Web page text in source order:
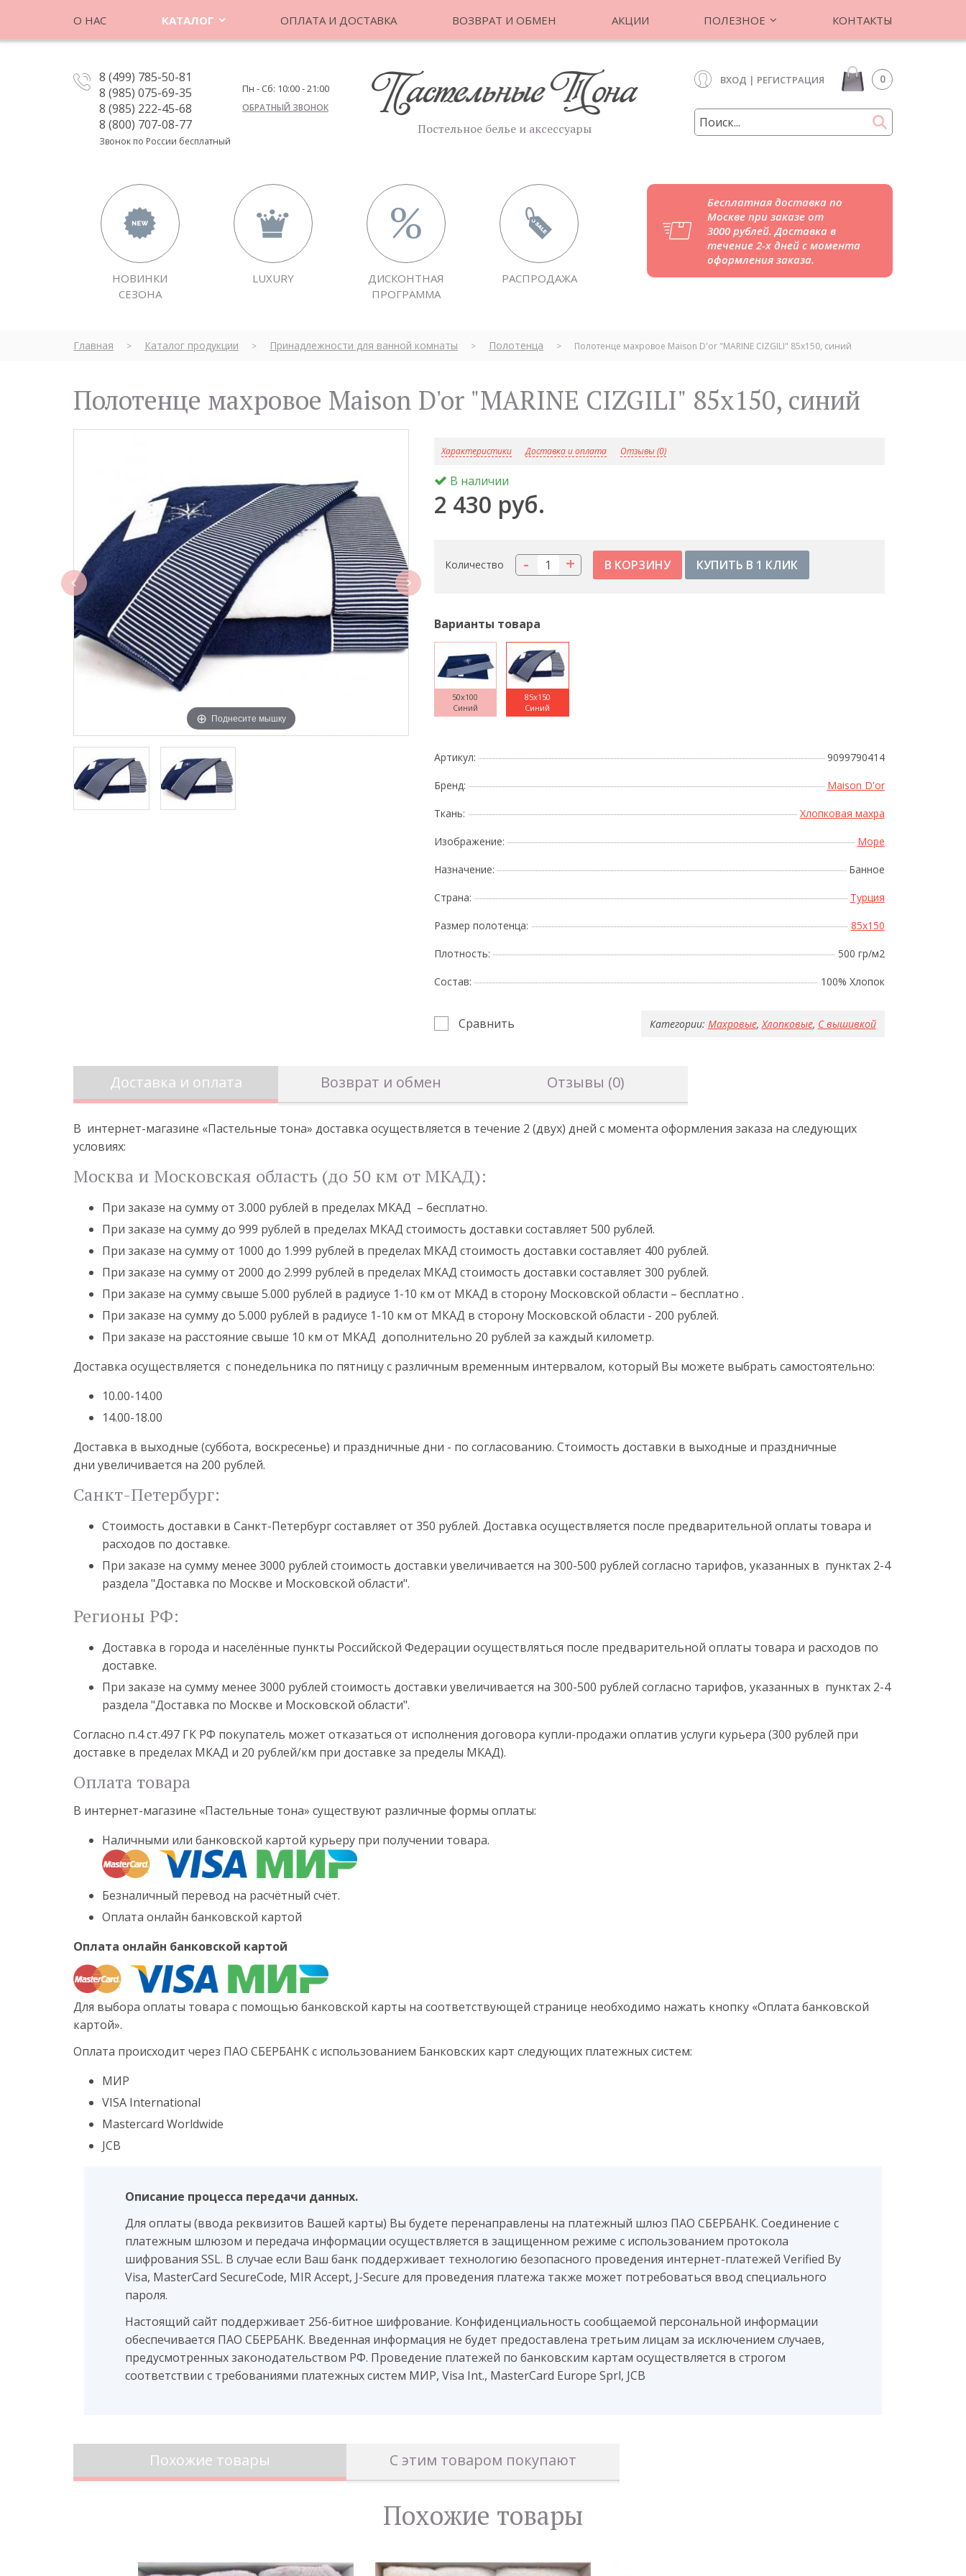
О НАС КАТАЛОГ ОПЛАТА И ДОСТАВКА ВОЗВРАТ И ОБМЕН АКЦИИ ПОЛЕЗНОЕ КОНТАКТЫ
8 (499) 785-50-81
8 (985) 075-69-35
8 (985) 222-45-68
8 (800) 707-08-77
Звонок по России бесплатный
Пн - Сб: 10:00 - 21:00
ОБРАТНЫЙ ЗВОНОК
ВХОД | РЕГИСТРАЦИЯ 0
Постельное белье и аксессуары
НОВИНКИ
СЕЗОНА
LUXURY
ДИСКОНТНАЯ
ПРОГРАММА
РАСПРОДАЖА
Бесплатная доставка по
Москве при заказе от
3000 рублей. Доставка в
течение 2-х дней с момента
оформления заказа.
Главная > Каталог продукции > Принадлежности для ванной комнаты > Полотенца > Полотенце махровое Maison D'or "MARINE CIZGILI" 85х150, синий
Полотенце махровое Maison D'or "MARINE CIZGILI" 85х150, синий
Поднесите мышку Поднесите мышку
next
Характеристики Доставка и оплата Отзывы (0)
В наличии
2 430 руб.
Количество +
- КУПИТЬ В 1 КЛИК
Варианты товара
50x100
Синий
85x150
Синий
Артикул: 9099790414
Бренд: Maison D'or
Ткань: Хлопковая махра
Изображение: Море
Назначение: Банное
Страна: Турция
Размер полотенца: 85x150
Плотность: 500 гр/м2
Состав: 100% Хлопок
Сравнить Категории: Махровые,Хлопковые, С вышивкой
Доставка и оплата Возврат и обмен Отзывы (0)
В интернет-магазине «Пастельные тона» доставка осуществляется в течение 2 (двух) дней с момента оформления заказа на следующих
условиях:
Москва и Московская область (до 50 км от МКАД):
При заказе на сумму от 3.000 рублей в пределах МКАД – бесплатно.
При заказе на сумму до 999 рублей в пределах МКАД стоимость доставки составляет 500 рублей.
При заказе на сумму от 1000 до 1.999 рублей в пределах МКАД стоимость доставки составляет 400 рублей.
При заказе на сумму от 2000 до 2.999 рублей в пределах МКАД стоимость доставки составляет 300 рублей.
При заказе на сумму свыше 5.000 рублей в радиусе 1-10 км от МКАД в сторону Московской области – бесплатно .
При заказе на сумму до 5.000 рублей в радиусе 1-10 км от МКАД в сторону Московской области - 200 рублей.
При заказе на расстояние свыше 10 км от МКАД дополнительно 20 рублей за каждый километр.
Доставка осуществляется с понедельника по пятницу с различным временным интервалом, который Вы можете выбрать самостоятельно:
10.00-14.00
14.00-18.00
Доставка в выходные (суббота, воскресенье) и праздничные дни - по согласованию. Стоимость доставки в выходные и праздничные
дни увеличивается на 200 рублей.
Санкт-Петербург:
Стоимость доставки в Санкт-Петербург составляет от 350 рублей. Доставка осуществляется после предварительной оплаты товара и
расходов по доставке.
При заказе на сумму менее 3000 рублей стоимость доставки увеличивается на 300-500 рублей согласно тарифов, указанных в пунктах 2-4
раздела "Доставка по Москве и Московской области".
Регионы РФ:
Доставка в города и населённые пункты Российской Федерации осуществляться после предварительной оплаты товара и расходов по
доставке.
При заказе на сумму менее 3000 рублей стоимость доставки увеличивается на 300-500 рублей согласно тарифов, указанных в пунктах 2-4
раздела "Доставка по Москве и Московской области".
Согласно п.4 ст.497 ГК РФ покупатель может отказаться от исполнения договора купли-продажи оплатив услуги курьера (300 рублей при
доставке в пределах МКАД и 20 рублей/км при доставке за пределы МКАД).
Оплата товара
В интернет-магазине «Пастельные тона» существуют различные формы оплаты:
Наличными или банковской картой курьеру при получении товара.
Безналичный перевод на расчётный счёт.
Оплата онлайн банковской картой
Оплата онлайн банковской картой
Для выбора оплаты товара с помощью банковской карты на соответствующей странице необходимо нажать кнопку «Оплата банковской
картой».
Оплата происходит через ПАО СБЕРБАНК с использованием Банковских карт следующих платежных систем:
МИР
VISA International
Mastercard Worldwide
JCB
Описание процесса передачи данных.
Для оплаты (ввода реквизитов Вашей карты) Вы будете перенаправлены на платежный шлюз ПАО СБЕРБАНК. Соединение с
платежным шлюзом и передача информации осуществляется в защищенном режиме с использованием протокола
шифрования SSL. В случае если Ваш банк поддерживает технологию безопасного проведения интернет-платежей Verified By
Visa, MasterCard SecureCode, MIR Accept, J-Secure для проведения платежа также может потребоваться ввод специального
пароля.
Настоящий сайт поддерживает 256-битное шифрование. Конфиденциальность сообщаемой персональной информации
обеспечивается ПАО СБЕРБАНК. Введенная информация не будет предоставлена третьим лицам за исключением случаев,
предусмотренных законодательством РФ. Проведение платежей по банковским картам осуществляется в строгом
соответствии с требованиями платежных систем МИР, Visa Int., MasterCard Europe Sprl, JCB
Похожие товары С этим товаром покупают
Похожие товары